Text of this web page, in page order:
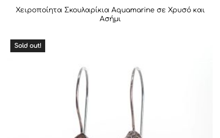
Χειροποίητα Σκουλαρίκια Aquamarine σε Χρυσό και
Ασήμι
Sold out!